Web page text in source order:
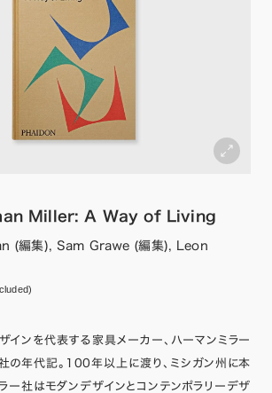
Miller: A Way of Living
(編集), Sam Grawe (編集), Leon
インを代表する家具メーカー、ハーマンミラー
の年代記。100年以上に渡り、ミシガン州に本
ー社はモダンデザインとコンテンポラリーデザ